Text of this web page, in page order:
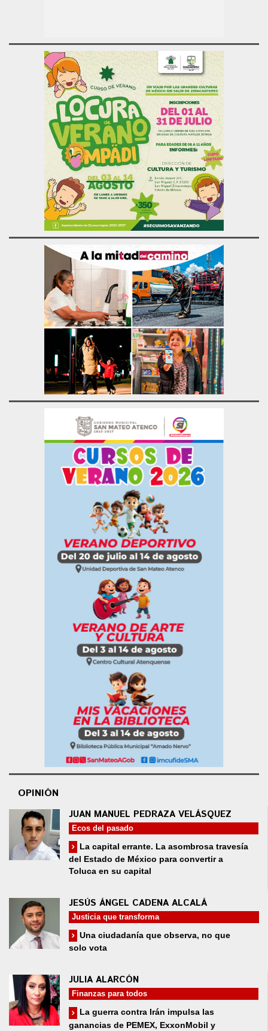
OPINIÓN
JUAN MANUEL PEDRAZA VELÁSQUEZ
Ecos del pasado
La capital errante. La asombrosa travesía
del Estado de México para convertir a
Toluca en su capital
JESÚS ÁNGEL CADENA ALCALÁ
Justicia que transforma
Una ciudadanía que observa, no que
solo vota
JULIA ALARCÓN
Finanzas para todos
La guerra contra Irán impulsa las
ganancias de PEMEX, ExxonMobil y